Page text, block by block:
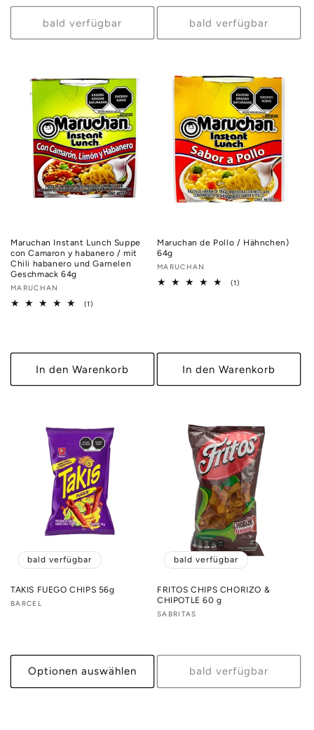
bald verfügbar bald verfügbar
Maruchan Instant Lunch Suppe
con Camaron y habanero / mit
Chili habanero und Garnelen
Geschmack 64g
Anbieter:
MARUCHAN
(1)
In den Warenkorb
Maruchan de Pollo / Hähnchen)
64g
Anbieter:
MARUCHAN
(1)
In den Warenkorb
bald verfügbar
TAKIS FUEGO CHIPS 56g
Anbieter:
BARCEL
Optionen auswählen
bald verfügbar
FRITOS CHIPS CHORIZO &
CHIPOTLE 60 g
Anbieter:
SABRITAS
bald verfügbar